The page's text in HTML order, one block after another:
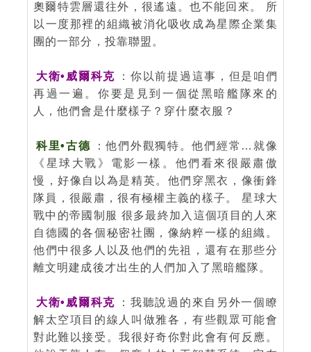
奧爾特雲層還往外，很遙遠。也不能回來。 所
以一度那裡的組織被消化吸收成為星際企業集
團的一部分，投靠聯盟。
大衛•威爾科克
：你以前提過這事，但是咱們
再過一遍。你要是見到一個從黑暗艦隊來的
人，他們會是什麼樣子？穿什麼衣服？
科里•古德
：他們外觀獨特。他們經常…就像
《星球大戰》電影一樣。他們看來很嚴肅傲
慢，好像自以為是精英。他們穿黑衣，像衝鋒
隊員，很嚴肅，很有極權主義的樣子。 星球大
戰中的帝國制服 很多最終加入這個項目的人來
自德國的各個秘密社團，像納粹一樣的組織。
他們中很多人以及他們的先祖，還有在那些分
離文明建成後才出生的人們加入了黑暗艦隊。
大衛•威爾科克
：我聽說過的來自另外一個瞭
解太空項目的線人叫做雅各，有些觀眾可能會
對此難以接受。我很好奇你對此會有何反應。